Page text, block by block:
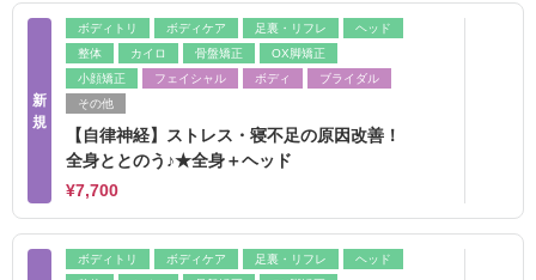
新
規
ボディトリ ボディケア 足裏・リフレ
ヘッド
整体
カイロ 骨盤矯正
OX脚矯正
小顔矯正
フェイシャル ボディ
ブライダル
その他
【自律神経】ストレス・寝不足の原因改善！
全身ととのう♪★全身＋ヘッド
¥7,700
ボディトリ ボディケア 足裏・リフレ
ヘッド